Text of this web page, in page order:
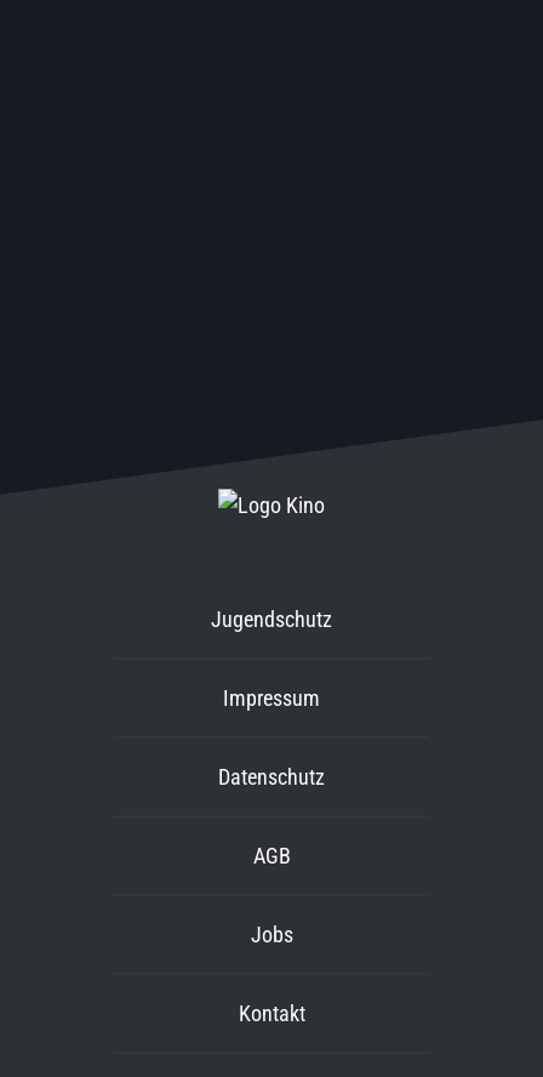
Jugendschutz
Impressum
Datenschutz
AGB
Jobs
Kontakt